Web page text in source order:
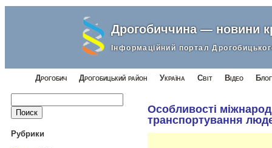
Дрогобиччина — новини
Інформаційний портал
Дрогобич Дрогобицький район Україна Світ Відео
Найти:
Рубрики
Особливості
транспортування